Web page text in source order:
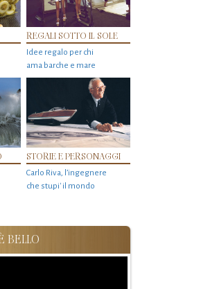
REGALI SOTTO IL SOLE
Idee regalo per chi
ama barche e mare
STORIE E PERSONAGGI
Carlo Riva, l’ingegnere
che stupi' il mondo
BELLO